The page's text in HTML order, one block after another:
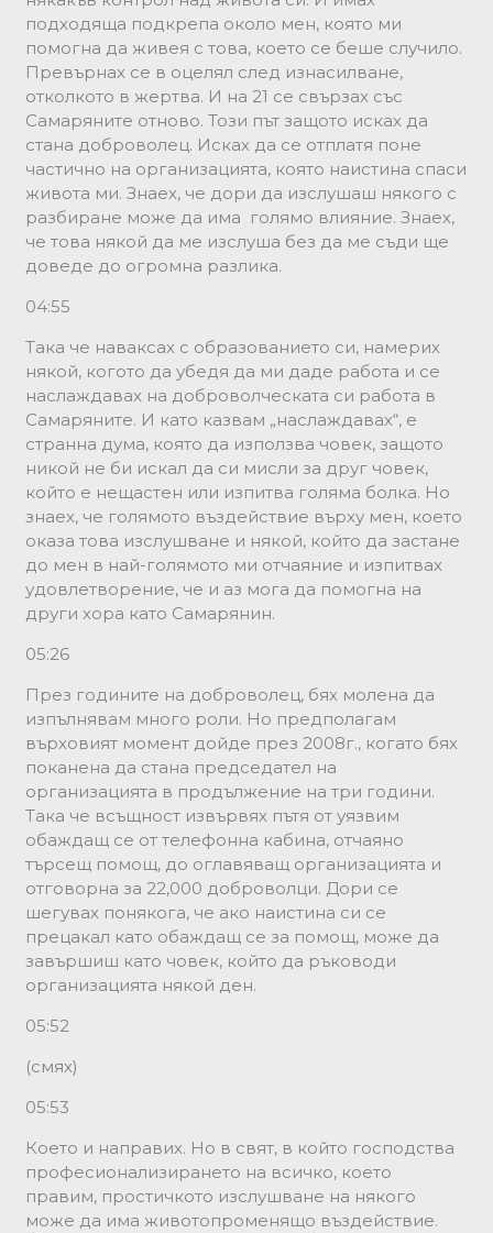
подходяща подкрепа около мен, която ми
помогна да живея с това, което се беше случило.
Превърнах се в оцелял след изнасилване,
отколкото в жертва. И на 21 се свързах със
Самаряните отново. Този път защото исках да
стана доброволец. Исках да се отплатя поне
частично на организацията, която наистина спаси
живота ми. Знаех, че дори да изслушаш някого с
разбиране може да има голямо влияние. Знаех,
че това някой да ме изслуша без да ме съди ще
доведе до огромна разлика.
04:55
Така че наваксах с образованието си, намерих
някой, когото да убедя да ми даде работа и се
наслаждавах на доброволческата си работа в
Самаряните. И като казвам „наслаждавах“, е
странна дума, която да използва човек, защото
никой не би искал да си мисли за друг човек,
който e нещастен или изпитва голяма болка. Но
знаех, че голямото въздействие върху мен, което
оказа това изслушване и някой, който да застане
до мен в най-голямото ми отчаяние и изпитвах
удовлетворение, че и аз мога да помогна на
други хора като Самарянин.
05:26
През годините на доброволец, бях молена да
изпълнявам много роли. Но предполагам
върховият момент дойде през 2008г., когато бях
поканена да стана председател на
организацията в продължение на три години.
Така че всъщност извървях пътя от уязвим
обаждащ се от телефонна кабина, отчаяно
търсещ помощ, до оглавяващ организацията и
отговорна за 22,000 доброволци. Дори се
шегувах понякога, че ако наистина си се
прецакал като обаждащ се за помощ, може да
завършиш като човек, който да ръководи
организацията някой ден.
05:52
(смях)
05:53
Което и направих. Но в свят, в който господства
професионализирането на всичко, което
правим, простичкото изслушване на някого
може да има животопроменящо въздействие.